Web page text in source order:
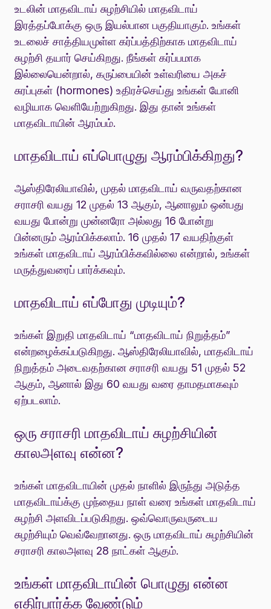
உடலின் மாதவிடாய் சுழற்சியில் மாதவிடாய்
இரத்தப்போக்கு ஒரு இயல்பான பகுதியாகும். உங்கள்
உடலைச் சாத்தியமுள்ள கர்ப்பத்திற்காக மாதவிடாய்
சுழற்சி தயார் செய்கிறது. நீங்கள் கர்ப்பமாக
இல்லையென்றால், கருப்பையின் உள்வரியை அகச்
சுரப்புகள் (hormones) உதிரச்செய்து உங்கள் யோனி
வழியாக வெளியேற்றுகிறது. இது தான் உங்கள்
மாதவிடாயின் ஆரம்பம்.
மாதவிடாய் எப்பொழுது ஆரம்பிக்கிறது?
ஆஸ்திரேலியாவில், முதல் மாதவிடாய் வருவதற்கான
சராசரி வயது 12 முதல் 13 ஆகும், ஆனாலும் ஒன்பது
வயது போன்று முன்னரோ அல்லது 16 போன்று
பின்னரும் ஆரம்பிக்கலாம். 16 முதல் 17 வயதிற்குள்
உங்கள் மாதவிடாய் ஆரம்பிக்கவில்லை என்றால், உங்கள்
மருத்துவரைப் பார்க்கவும்.
மாதவிடாய் எப்போது முடியும்?
உங்கள் இறுதி மாதவிடாய் “மாதவிடாய் நிறுத்தம்”
என்றழைக்கப்படுகிறது. ஆஸ்திரேலியாவில், மாதவிடாய்
நிறுத்தம் அடைவதற்கான சராசரி வயது 51 முதல் 52
ஆகும், ஆனால் இது 60 வயது வரை தாமதமாகவும்
ஏற்படலாம்.
ஒரு சராசரி மாதவிடாய் சுழற்சியின்
காலஅளவு என்ன?
உங்கள் மாதவிடாயின் முதல் நாளில் இருந்து அடுத்த
மாதவிடாய்க்கு முந்தைய நாள் வரை உங்கள் மாதவிடாய்
சுழற்சி அளவிடப்படுகிறது. ஒவ்வொருவருடைய
சுழற்சியும் வெவ்வேறானது. ஒரு மாதவிடாய் சுழற்சியின்
சராசரி காலஅளவு 28 நாட்கள் ஆகும்.
உங்கள் மாதவிடாயின் பொழுது என்ன
எதிர்பார்க்க வேண்டும்